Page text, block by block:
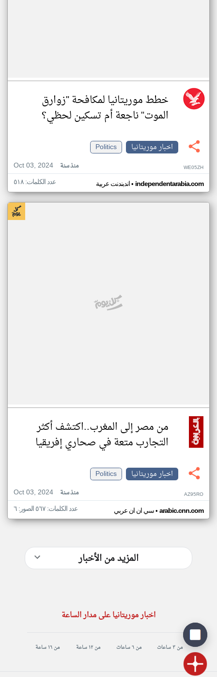
خطط موريتانيا لمكافحة "زوارق
الموت" ناجعة أم تسكين لحظي؟
اخبار موريتانيا
Politics
Oct 03, 2024
منذ سنة WE05ZH
اندبندنت عربية• independentarabia.com عدد الكلمات: ٥١٨
من مصر إلى المغرب..اكتشف أكثر
التجارب متعة في صحاري إفريقيا
اخبار موريتانيا
Politics
Oct 03, 2024
منذ سنة AZ95RO
سي ان ان عربي• arabic.cnn.com عدد الكلمات: ٥٦٧ الصور: ٦
المزيد من الأخبار
اخبار موريتانيا على مدار الساعة
من ٣ ساعات من ٦ ساعات من ١٢ ساعة من ١٦ ساعة